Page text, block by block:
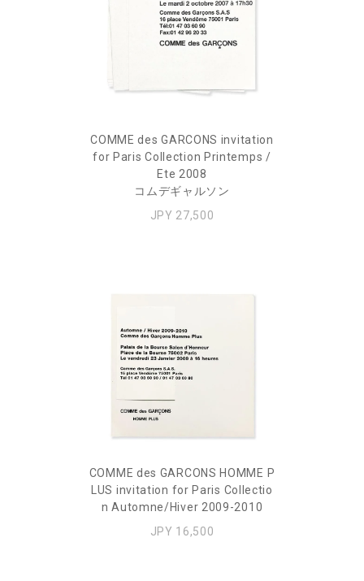
COMME des GARCONS invitation
for Paris Collection Printemps /
Ete 2008
コムデギャルソン
JPY 27,500
COMME des GARCONS HOMME P
LUS invitation for Paris Collectio
n Automne/Hiver 2009-2010
JPY 16,500